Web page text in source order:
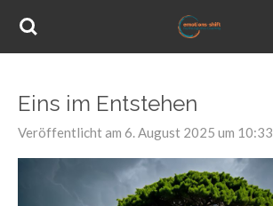
Zum
Eins im Entstehen
Veröffentlicht am 6. August 2025 um 10:33